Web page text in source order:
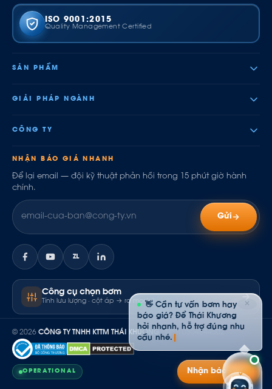
ISO 9001:2015
Quality Management Certified
SẢN PHẨM
GIẢI PHÁP NGÀNH
CÔNG TY
NHẬN BÁO GIÁ NHANH
Để lại email — đội kỹ thuật phản hồi trong 15 phút giờ hành
chính.
Gửi
ZL
Công cụ chọn bơm
Tính lưu lượng · cột áp → ra model
© 2026 CÔNG TY TNHH KTTM THÁI KHƯƠNG · MST: 0304844502
OPERATIONAL Nhận báo giá
✕
👋 Cần tư vấn bơm hay
báo giá? Để Thái Khương
hỏi nhanh, hỗ trợ đúng nhu
cầu nhé.